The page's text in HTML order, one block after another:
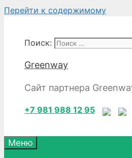
Перейти к содержимому
Поиск:
Greenway
Сайт партнера
+7 981 988 12 95
Меню